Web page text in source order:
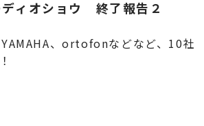
シナジスティックリサー
)
ォルツァ－ト)
ィオショウ 終了報告２
、ortofonなどなど、10社